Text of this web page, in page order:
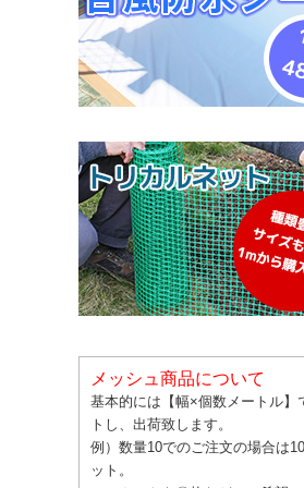
メッシュ商品について
基本的には【幅×個数メートル】
トし、出荷致します。
例）数量10でのご注文の場合は
ット。